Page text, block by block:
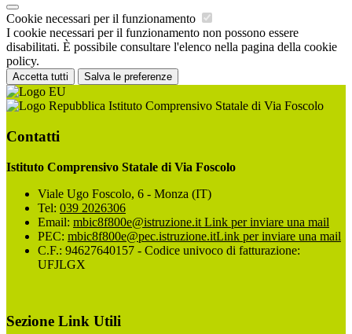
Cookie necessari per il funzionamento
I cookie necessari per il funzionamento non possono essere
disabilitati. È possibile consultare l'elenco nella pagina della cookie
policy.
Accetta tutti Salva le preferenze
Istituto Comprensivo Statale di Via Foscolo
Contatti
Istituto Comprensivo Statale di Via Foscolo
Viale Ugo Foscolo, 6 - Monza (IT)
Tel: 039 2026306
Email: mbic8f800e@istruzione.it Link per inviare una mail
PEC: mbic8f800e@pec.istruzione.itLink per inviare una mail
C.F.: 94627640157 - Codice univoco di fatturazione:
UFJLGX
Sezione Link Utili